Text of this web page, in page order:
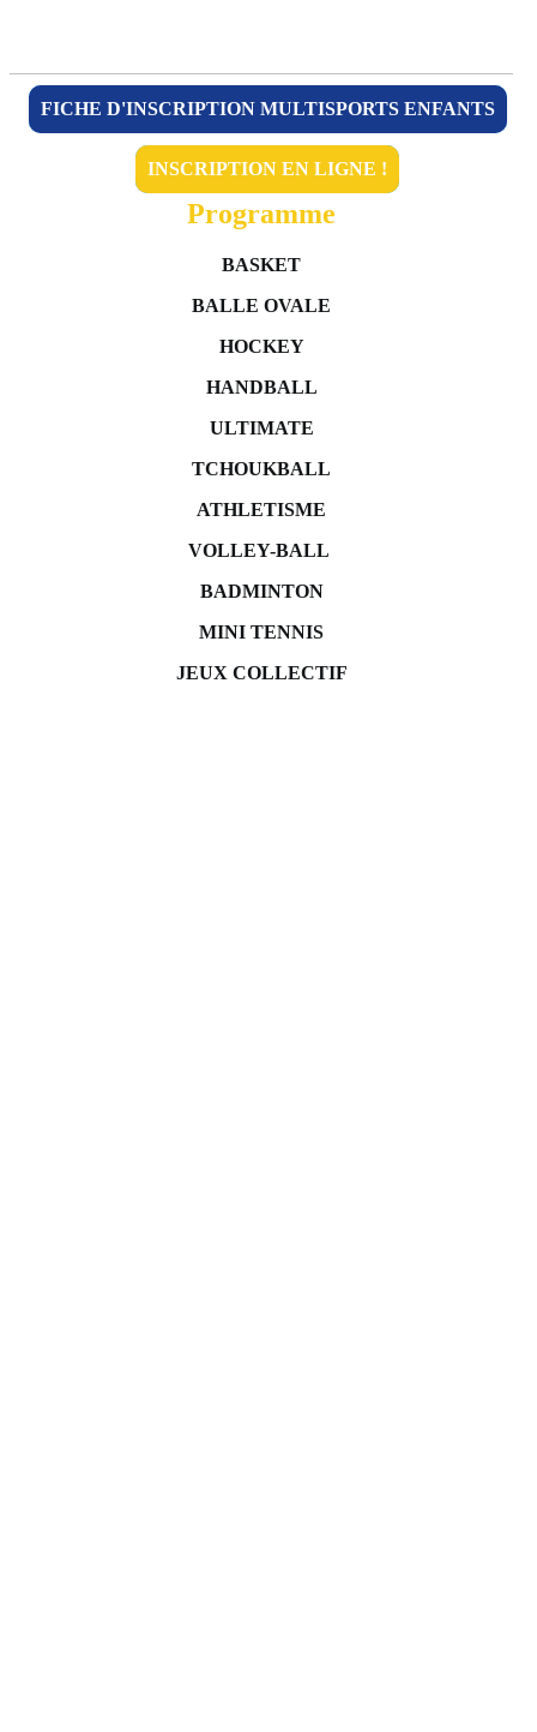
FICHE D'INSCRIPTION MULTISPORTS ENFANTS
INSCRIPTION EN LIGNE !
Programme
BASKET
BALLE OVALE
HOCKEY
HANDBALL
ULTIMATE
TCHOUKBALL
ATHLETISME
VOLLEY-BALL
BADMINTON
MINI TENNIS
JEUX COLLECTIF